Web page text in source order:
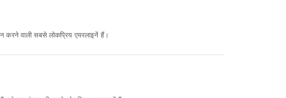
वाली सबसे लोकप्रिय एयरलाइनें हैं।